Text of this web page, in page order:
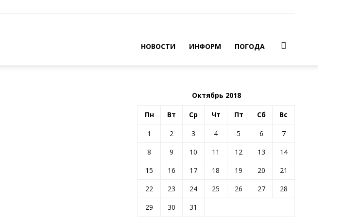
НОВОСТИ ИНФОРМ ПОГОДА
Октябрь 2018
Пн Вт Ср Чт Пт Сб Вс
1 2 3 4 5 6
7
8
9 10 11 12 13
14
15
16 17 18 19 20
21
22
23 24 25 26 27
28
29
30 31